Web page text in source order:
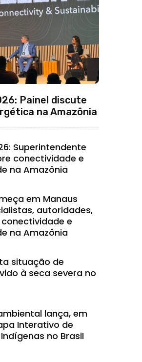
Painel discute
na Amazônia
Superintendente
conectividade e
na Amazônia
em Manaus
autoridades,
e
na Amazônia
situação de
à seca severa no
lança, em
Interativo de
no Brasil